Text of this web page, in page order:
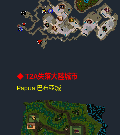
◆ T2A失落大陸城市
Papua 巴布亞城